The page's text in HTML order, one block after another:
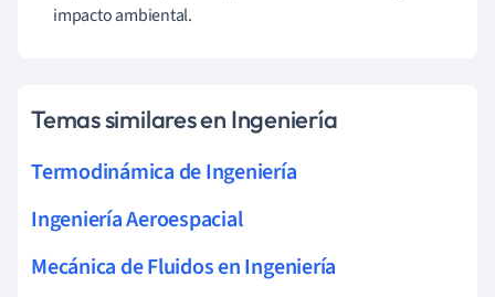
impacto ambiental.
Temas similares en Ingeniería
Termodinámica de Ingeniería
Ingeniería Aeroespacial
Mecánica de Fluidos en Ingeniería